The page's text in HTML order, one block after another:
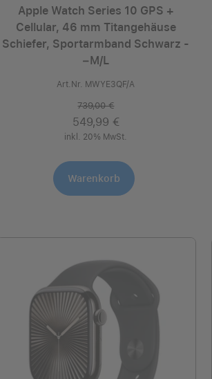
Apple Watch Series 10 GPS +
Cellular, 46 mm Titangehäuse
Schiefer, Sportarmband Schwarz ­
−M/L
Art.Nr. MWYE3QF/A
739,00 €
549,99 €
inkl. 20% MwSt.
Warenkorb